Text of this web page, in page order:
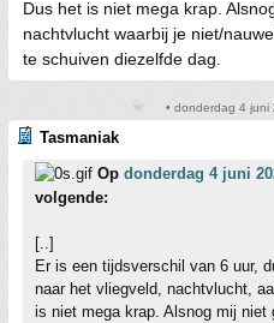
Dus het is niet mega krap.
nachtvlucht waarbij je niet/
te schuiven diezelfde dag.
• donderdag 4 juni
Tasmaniak
Op donderdag 4 juni
volgende:
[..]
Er is een tijdsverschil van 6 uur,
naar het vliegveld, nachtvlucht,
is niet mega krap. Alsnog mij